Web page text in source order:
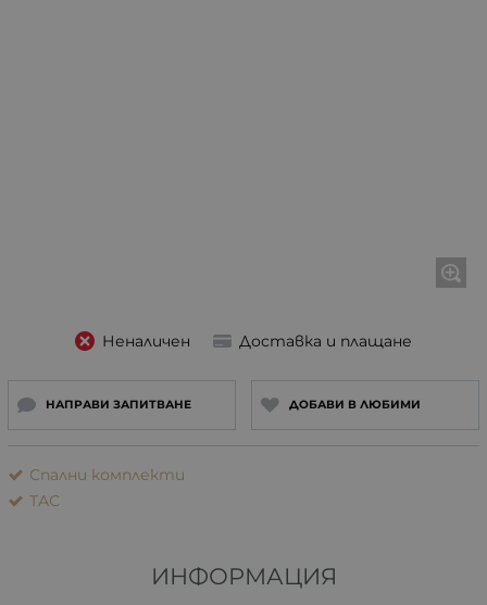
Неналичен Доставка и плащане
НАПРАВИ ЗАПИТВАНЕ ДОБАВИ В ЛЮБИМИ
Спални комплекти
ТАС
ИНФОРМАЦИЯ